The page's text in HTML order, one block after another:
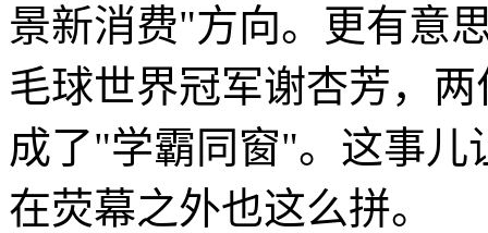
景新消费"方向。更有意
毛球世界冠军谢杏芳，
成了"学霸同窗"。这事儿
在荧幕之外也这么拼。